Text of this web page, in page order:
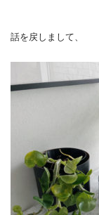
話を戻しまして、